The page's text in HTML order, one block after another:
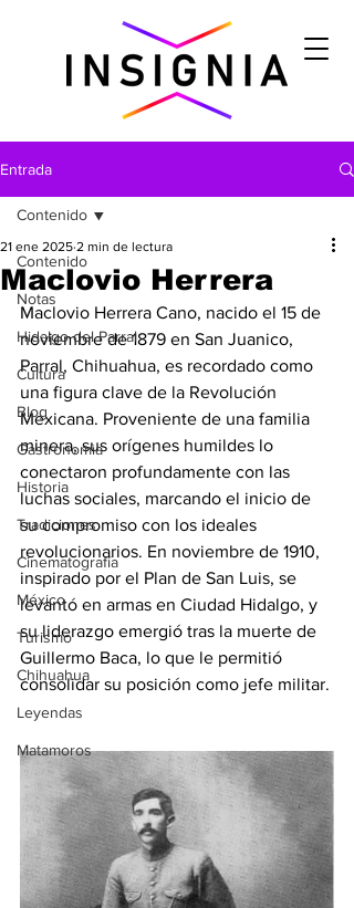
Entrada
Contenido
Notas
Hidalgo del Parral
Cultura
Blog
Gastronomìa
Historia
Tradiciones
Cinematografía
México
Turismo
Chihuahua
Leyendas
Matamoros
Contenido
Maclovio Herrera
21 ene 2025 2 min de lectura
Maclovio Herrera Cano, nacido el 15 de
noviembre de 1879 en San Juanico,
Parral, Chihuahua, es recordado como
una figura clave de la Revolución
Mexicana. Proveniente de una familia
minera, sus orígenes humildes lo
conectaron profundamente con las
luchas sociales, marcando el inicio de
su compromiso con los ideales
revolucionarios. En noviembre de 1910,
inspirado por el Plan de San Luis, se
levantó en armas en Ciudad Hidalgo, y
su liderazgo emergió tras la muerte de
Guillermo Baca, lo que le permitió
consolidar su posición como jefe militar.